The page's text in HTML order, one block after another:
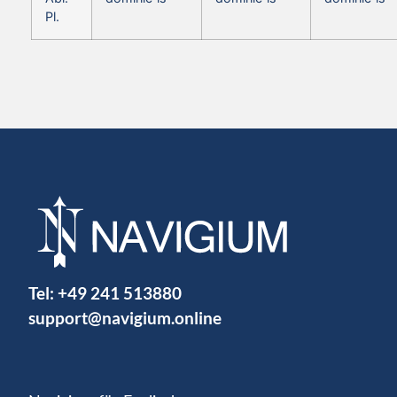
Pl.
Tel: +49 241 513880
support@navigium.online